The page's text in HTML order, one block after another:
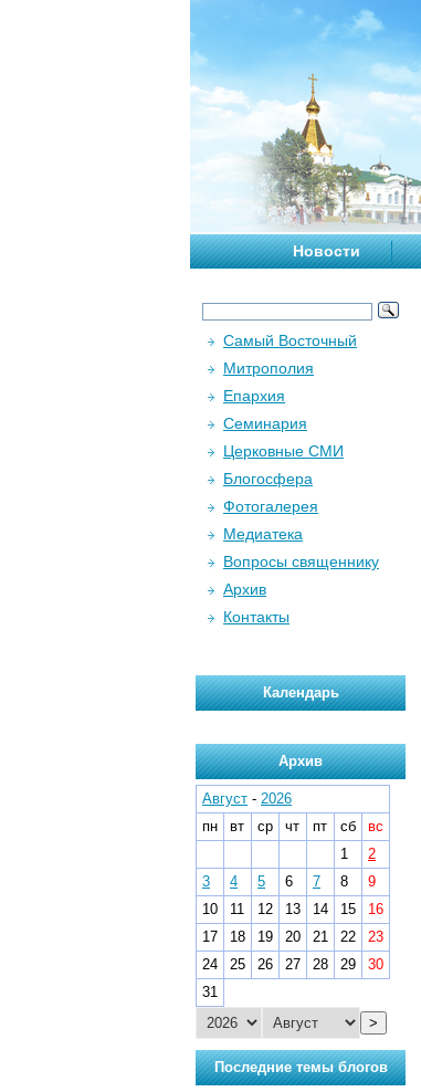
Новости
Самый Восточный
Митрополия
Епархия
Семинария
Церковные СМИ
Блогосфера
Фотогалерея
Медиатека
Вопросы священнику
Архив
Контакты
Календарь
Архив
Август - 2026
пн
вт ср чт пт сб
вс
1
2
3
4 5 6 7 8
9
10
11 12 13 14 15
16
17
18 19 20 21 22
23
24
25 26 27 28 29
30
31
>
Последние темы блогов